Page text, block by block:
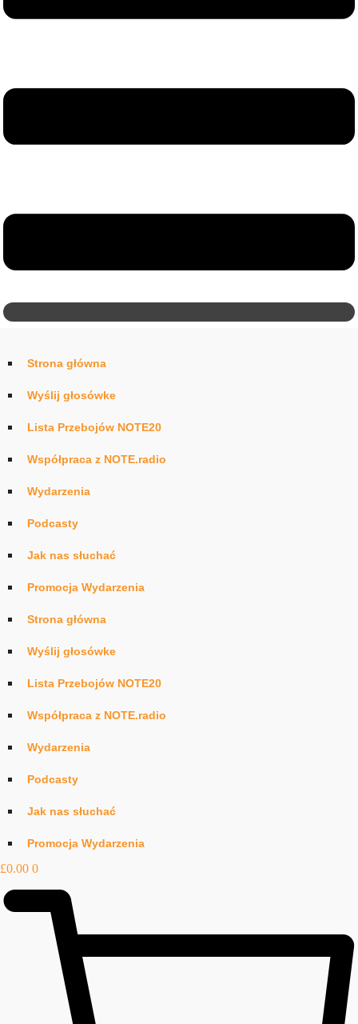
Strona główna
Wyślij głosówke
Lista Przebojów NOTE20
Współpraca z NOTE.radio
Wydarzenia
Podcasty
Jak nas słuchać
Promocja Wydarzenia
Strona główna
Wyślij głosówke
Lista Przebojów NOTE20
Współpraca z NOTE.radio
Wydarzenia
Podcasty
Jak nas słuchać
Promocja Wydarzenia
£0.00 0